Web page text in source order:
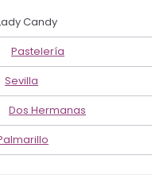
Candy
Pastelería
Sevilla
Dos Hermanas